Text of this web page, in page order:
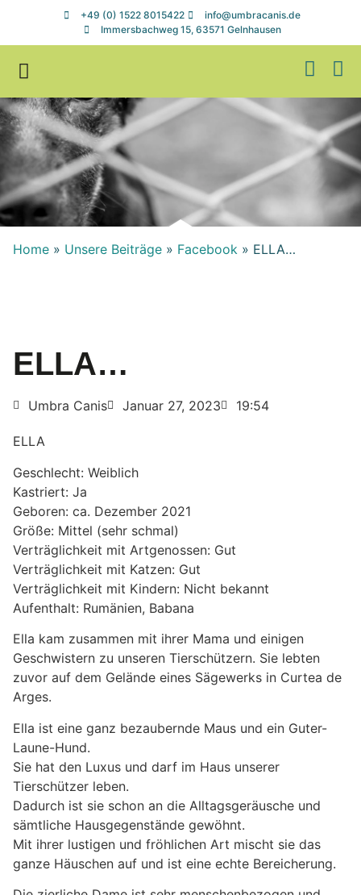
+49 (0) 1522 8015422
info@umbracanis.de
Immersbachweg 15, 63571 Gelnhausen
Home » Unsere Beiträge » Facebook » ELLA…
ELLA…
Umbra Canis Januar 27, 2023 19:54
ELLA
Geschlecht: Weiblich
Kastriert: Ja
Geboren: ca. Dezember 2021
Größe: Mittel (sehr schmal)
Verträglichkeit mit Artgenossen: Gut
Verträglichkeit mit Katzen: Gut
Verträglichkeit mit Kindern: Nicht bekannt
Aufenthalt: Rumänien, Babana
Ella kam zusammen mit ihrer Mama und einigen
Geschwistern zu unseren Tierschützern. Sie lebten
zuvor auf dem Gelände eines Sägewerks in Curtea de
Arges.
Ella ist eine ganz bezaubernde Maus und ein Guter-
Laune-Hund.
Sie hat den Luxus und darf im Haus unserer
Tierschützer leben.
Dadurch ist sie schon an die Alltagsgeräusche und
sämtliche Hausgegenstände gewöhnt.
Mit ihrer lustigen und fröhlichen Art mischt sie das
ganze Häuschen auf und ist eine echte Bereicherung.